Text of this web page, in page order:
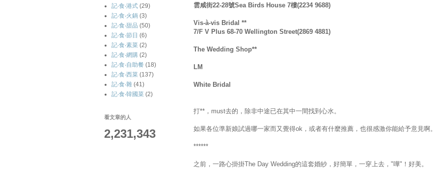
雲咸街22-28號Sea Birds House 7樓(2234 9688)
Vis-à-vis Bridal **
7/F V Plus 68-70 Wellington Street(2869 4881)
The Wedding Shop**
LM
White Bridal
打**，must去的，除非中途已在其中一間找到心水。
如果各位準新娘試過哪一家而又覺得ok，或者有什麼推薦，也很感激你能給予意見啊。
******
之前，一路心掛掛The Day Wedding的這套婚紗，好簡單，一穿上去，"嘩"！好美。
記‧食‧港式 (29)
記‧食‧火鍋 (3)
記‧食‧甜品 (50)
記‧食‧節日 (6)
記‧食‧素菜 (2)
記‧食‧網購 (2)
記‧食‧自助餐 (18)
記‧食‧西菜 (137)
記‧食‧雜 (41)
記‧食‧韓國菜 (2)
看文章的人
2,231,343